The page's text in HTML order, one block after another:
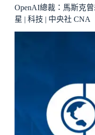
OpenAI總裁：馬斯克
星 | 科技 | 中央社 CNA